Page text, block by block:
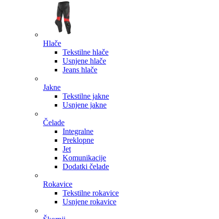
Hlače
Tekstilne hlače
Usnjene hlače
Jeans hlače
Jakne
Tekstilne jakne
Usnjene jakne
Čelade
Integralne
Preklopne
Jet
Komunikacije
Dodatki čelade
Rokavice
Tekstilne rokavice
Usnjene rokavice